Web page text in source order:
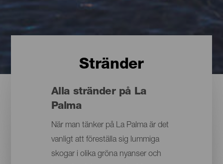
Stränder
Alla stränder på La
Palma
När man tänker på La Palma är det
vanligt att föreställa sig lummiga
skogar i olika gröna nyanser och